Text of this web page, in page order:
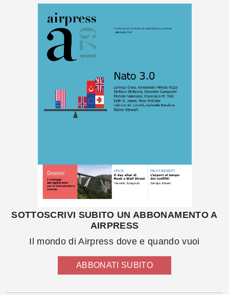
SOTTOSCRIVI SUBITO UN ABBONAMENTO A
AIRPRESS
Il mondo di Airpress dove e quando vuoi
ABBONATI SUBITO